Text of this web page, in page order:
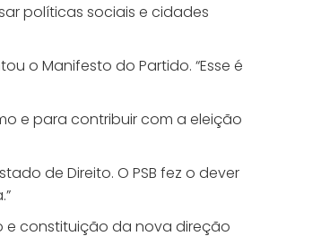
políticas sociais e cidades
o Manifesto do Partido. “Esse é
e para contribuir com a eleição
de Direito. O PSB fez o dever
e constituição da nova direção